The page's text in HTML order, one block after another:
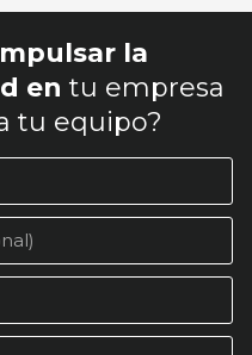
la
en tu empresa
tu equipo?